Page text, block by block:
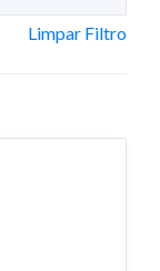
Limpar Filtro